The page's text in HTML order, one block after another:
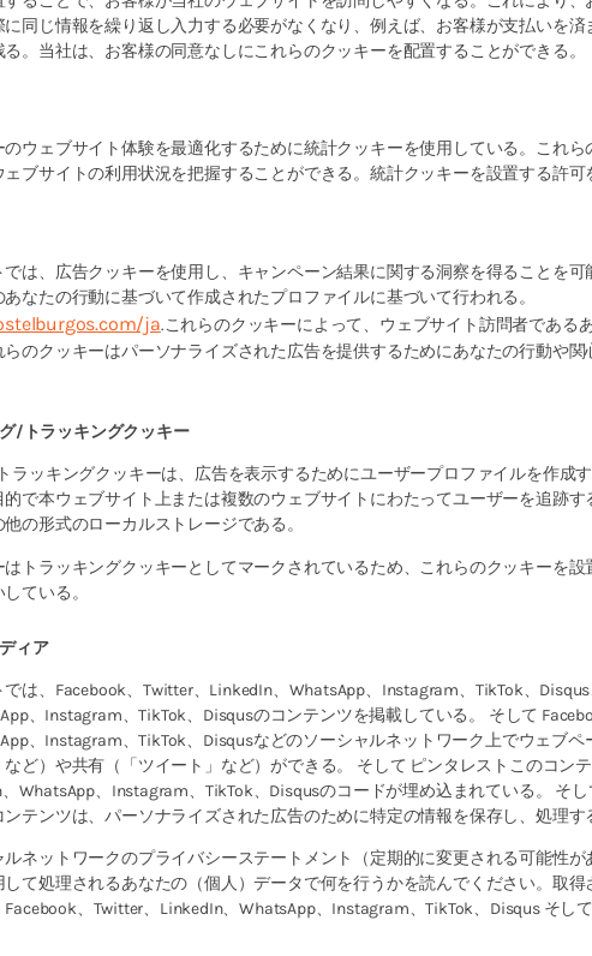
に同じ情報を繰り返し入力する必要がなくなり、例えば、お客様が支払いを
。当社は、お客様の同意なしにこれらのクッキーを配置することができる。
のウェブサイト体験を最適化するために統計クッキーを使用している。これ
ェブサイトの利用状況を把握することができる。統計クッキーを設置する許可
では、広告クッキーを使用し、キャンペーン結果に関する洞察を得ることを
なたの行動に基づいて作成されたプロファイルに基づいて行われる。
ja.これらのクッキーによって、ウェブサイト訪問者である
らのクッキーはパーソナライズされた広告を提供するためにあなたの行動や
/トラッキングクッキー
ラッキングクッキーは、広告を表示するためにユーザープロファイルを作成
的で本ウェブサイト上または複数のウェブサイトにわたってユーザーを追跡
の形式のローカルストレージである。
はトラッキングクッキーとしてマークされているため、これらのクッキーを
ている。
ィア
は、Facebook、Twitter、LinkedIn、WhatsApp、Instagram、TikTok、
、Instagram、TikTok、Disqusのコンテンツを掲載している。 そして
、Instagram、TikTok、Disqusなどのソーシャルネットワーク上でウェブペ
ど）や共有（「ツイート」など）ができる。 そして ピンタレストこのコン
WhatsApp、Instagram、TikTok、Disqusのコードが埋め込まれている。 そ
テンツは、パーソナライズされた広告のために特定の情報を保存し、処理す
ルネットワークのプライバシーステートメント（定期的に変更される可能性
て処理されるあなたの（個人）データで何を行うかを読んでください。取
Facebook、Twitter、LinkedIn、WhatsApp、Instagram、TikTok、Disqus そし